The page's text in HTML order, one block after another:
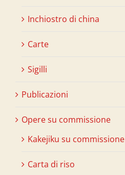
Inchiostro di china
Carte
Sigilli
Publicazioni
Opere su commissione
Kakejiku su commissione
Carta di riso